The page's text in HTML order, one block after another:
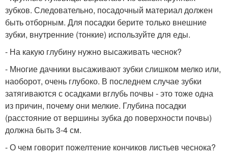
зубков. Следовательно, посадочный материал должен
быть отборным. Для посадки берите только внешние
зубки, внутренние (тонкие) используйте для еды.
- На какую глубину нужно высаживать чеснок?
- Многие дачники высаживают зубки слишком мелко или,
наоборот, очень глубоко. В последнем случае зубки
затягиваются с осадками вглубь почвы - это тоже одна
из причин, почему они мелкие. Глубина посадки
(расстояние от вершины зубка до поверхности почвы)
должна быть 3-4 см.
- О чем говорит пожелтение кончиков листьев чеснока?